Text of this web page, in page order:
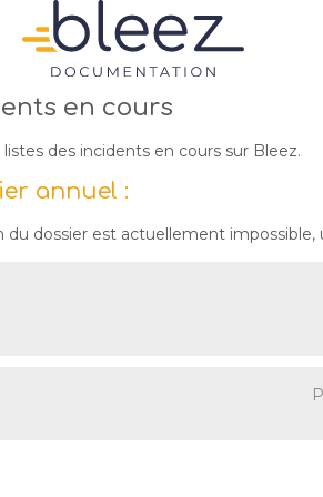
en cours
listes des incidents en cours sur Bleez.
annuel :
du dossier est actuellement